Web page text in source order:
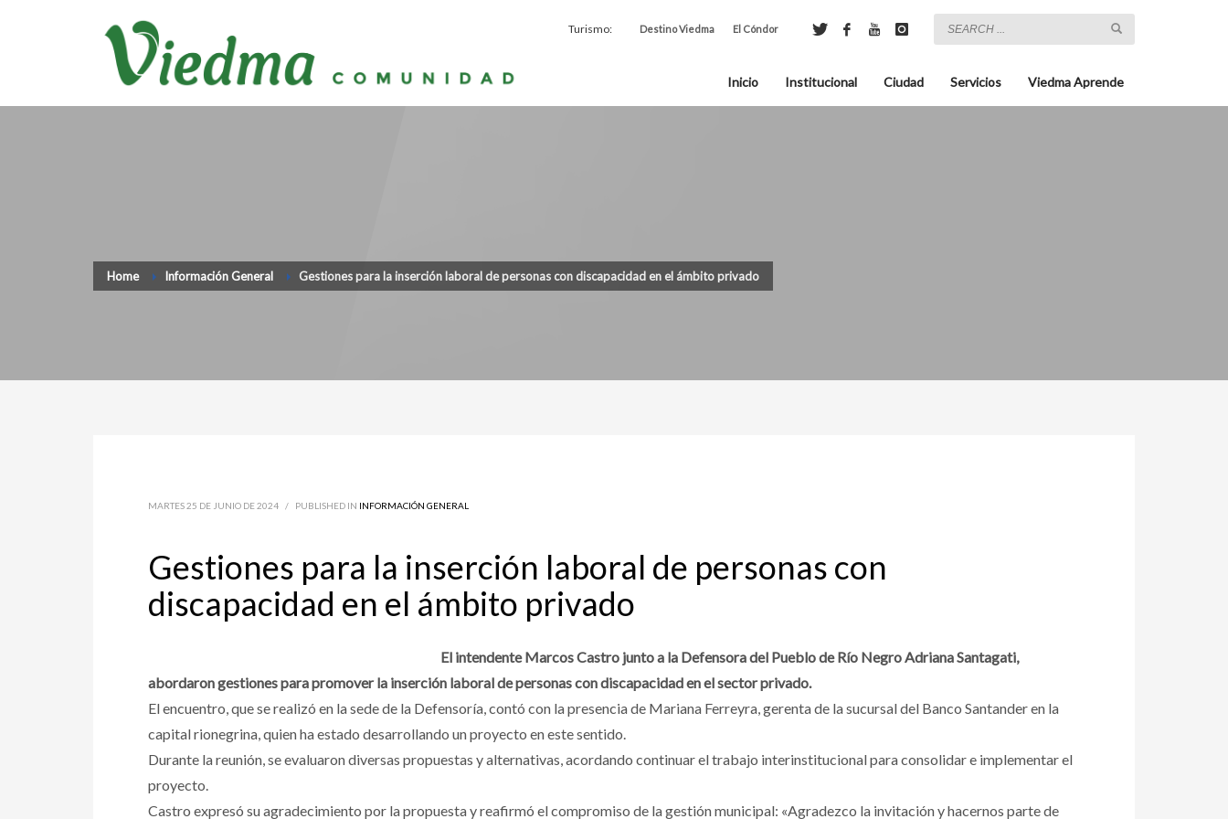
Turismo: Destino Viedma El Cóndor
Inicio Institucional Ciudad Servicios Viedma Aprende
Home Información General Gestiones para la inserción laboral de personas con discapacidad en el ámbito privado
MARTES 25 DE JUNIO DE 2024 / PUBLISHED IN INFORMACIÓN GENERAL
Gestiones para la inserción laboral de personas con
discapacidad en el ámbito privado
El intendente Marcos Castro junto a la Defensora del Pueblo de Río Negro Adriana Santagati,
abordaron gestiones para promover la inserción laboral de personas con discapacidad en el sector privado.
El encuentro, que se realizó en la sede de la Defensoría, contó con la presencia de Mariana Ferreyra, gerenta de la sucursal del Banco Santander en la
capital rionegrina, quien ha estado desarrollando un proyecto en este sentido.
Durante la reunión, se evaluaron diversas propuestas y alternativas, acordando continuar el trabajo interinstitucional para consolidar e implementar el
proyecto.
Castro expresó su agradecimiento por la propuesta y reafirmó el compromiso de la gestión municipal: «Agradezco la invitación y hacernos parte de